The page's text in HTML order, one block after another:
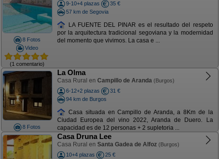
8 Fotos
Video
(1 comentario)
9-10+4 plazas
35 €
57 km de Segovia
LA FUENTE DEL PINAR es el resultado del respeto
por la arquitectura tradicional segoviana y la modernidad
del momento que vivimos. La casa e ...
8 Fotos
La Olma
Casa Rural en Campillo de Aranda (Burgos)
6-12+2 plazas
31 €
94 km de Burgos
Casa situada en Campillo de Aranda, a 8Km de la
Ciudad Europea del vino 2022, Aranda de Duero. La
capacidad es de 12 personas + 2 supletoria ...
Casa Druna Lee
Casa Rural en Santa Gadea de Alfoz (Burgos)
10+4 plazas
25 €